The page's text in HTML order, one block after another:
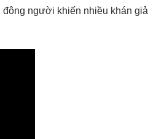
người khiến nhiều khán giả